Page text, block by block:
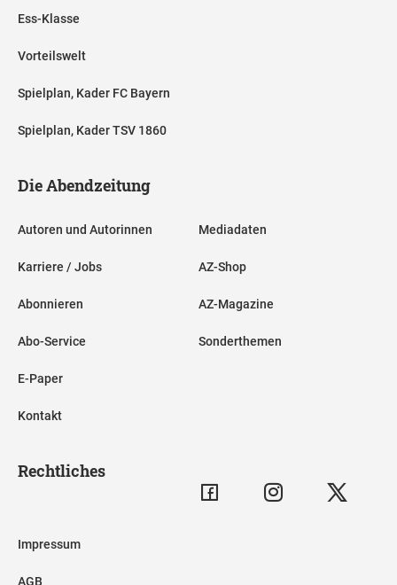
Ess-Klasse
Vorteilswelt
Spielplan, Kader FC Bayern
Spielplan, Kader TSV 1860
Die Abendzeitung
Autoren und Autorinnen
Karriere / Jobs
Abonnieren
Abo-Service
E-Paper
Kontakt
Mediadaten
AZ-Shop
AZ-Magazine
Sonderthemen
Rechtliches
Impressum
AGB